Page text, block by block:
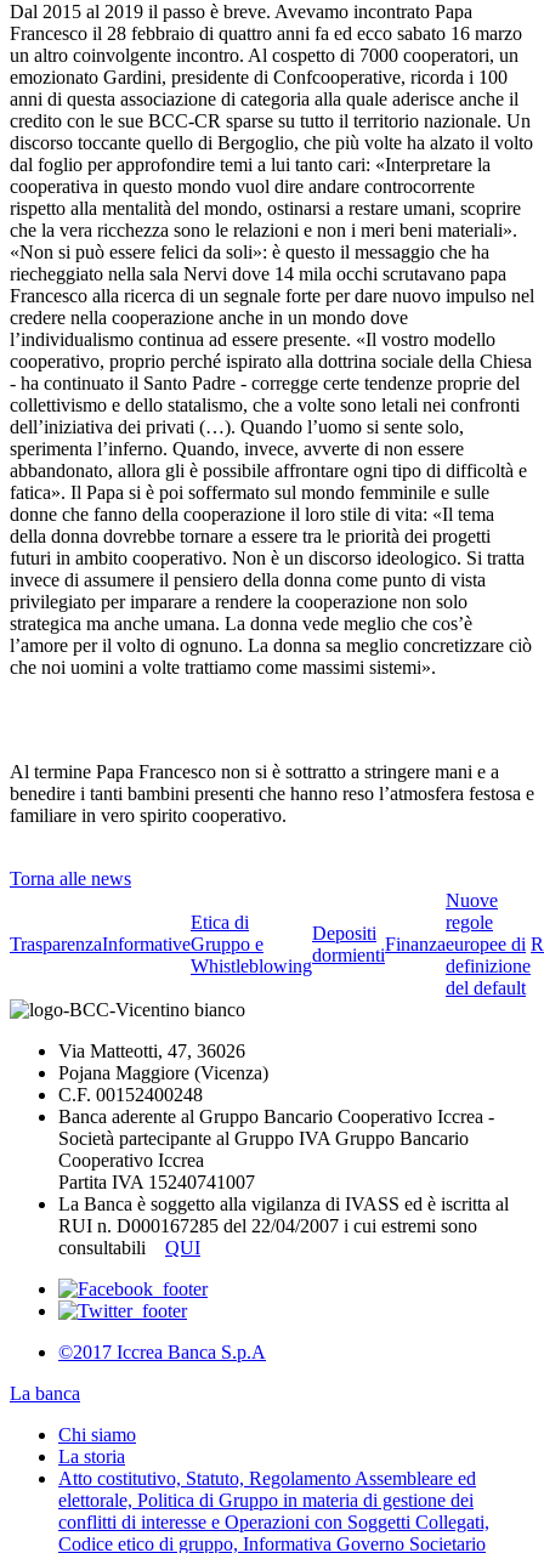
Dal 2015 al 2019 il passo è breve. Avevamo incontrato Papa
Francesco il 28 febbraio di quattro anni fa ed ecco sabato 16 marzo
un altro coinvolgente incontro. Al cospetto di 7000 cooperatori, un
emozionato Gardini, presidente di Confcooperative, ricorda i 100
anni di questa associazione di categoria alla quale aderisce anche il
credito con le sue BCC-CR sparse su tutto il territorio nazionale. Un
discorso toccante quello di Bergoglio, che più volte ha alzato il volto
dal foglio per approfondire temi a lui tanto cari: «Interpretare la
cooperativa in questo mondo vuol dire andare controcorrente
rispetto alla mentalità del mondo, ostinarsi a restare umani, scoprire
che la vera ricchezza sono le relazioni e non i meri beni materiali».
«Non si può essere felici da soli»: è questo il messaggio che ha
riecheggiato nella sala Nervi dove 14 mila occhi scrutavano papa
Francesco alla ricerca di un segnale forte per dare nuovo impulso nel
credere nella cooperazione anche in un mondo dove
l’individualismo continua ad essere presente. «Il vostro modello
cooperativo, proprio perché ispirato alla dottrina sociale della Chiesa
- ha continuato il Santo Padre - corregge certe tendenze proprie del
collettivismo e dello statalismo, che a volte sono letali nei confronti
dell’iniziativa dei privati (…). Quando l’uomo si sente solo,
sperimenta l’inferno. Quando, invece, avverte di non essere
abbandonato, allora gli è possibile affrontare ogni tipo di difficoltà e
fatica». Il Papa si è poi soffermato sul mondo femminile e sulle
donne che fanno della cooperazione il loro stile di vita: «Il tema
della donna dovrebbe tornare a essere tra le priorità dei progetti
futuri in ambito cooperativo. Non è un discorso ideologico. Si tratta
invece di assumere il pensiero della donna come punto di vista
privilegiato per imparare a rendere la cooperazione non solo
strategica ma anche umana. La donna vede meglio che cos’è
l’amore per il volto di ognuno. La donna sa meglio concretizzare ciò
che noi uomini a volte trattiamo come massimi sistemi».
Al termine Papa Francesco non si è sottratto a stringere mani e a
benedire i tanti bambini presenti che hanno reso l’atmosfera festosa e
familiare in vero spirito cooperativo.
Torna alle news
TrasparenzaInformative
Etica di
Gruppo e
Whistleblowing
Depositi
dormienti
Finanza
Nuove
regole
europee di
definizione
del default
Via Matteotti, 47, 36026
Pojana Maggiore (Vicenza)
C.F. 00152400248
Banca aderente al Gruppo Bancario Cooperativo Iccrea -
Società partecipante al Gruppo IVA Gruppo Bancario
Cooperativo Iccrea
Partita IVA 15240741007
La Banca è soggetto alla vigilanza di IVASS ed è iscritta al
RUI n. D000167285 del 22/04/2007 i cui estremi sono
consultabili QUI
©2017 Iccrea Banca S.p.A
La banca
Chi siamo
La storia
Atto costitutivo, Statuto, Regolamento Assembleare ed
elettorale, Politica di Gruppo in materia di gestione dei
conflitti di interesse e Operazioni con Soggetti Collegati,
Codice etico di gruppo, Informativa Governo Societario